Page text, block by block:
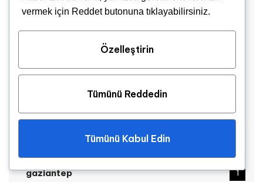
150 cm Yuvarlak Çift Kişilik Gömme Jakuzi
150 cm Yuvarlak Çift Kişilik Gömme Jakuzi
150 cm Yuvarlak Çift Kişilik Gömme Jakuzi
150 cm Yuvarlak Çift Kişilik Gömme Jakuzi
gaziantep
1
vermek için Reddet butonuna tıklayabilirsiniz.
Özelleştirin
Tümünü Reddedin
Tümünü Kabul Edin